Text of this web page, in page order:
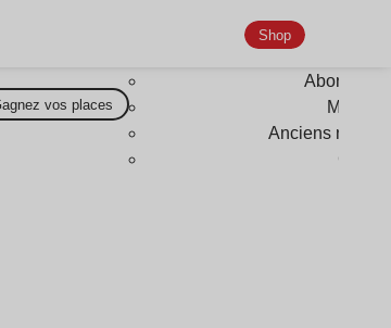
Gagnez vos places
Shop
Anciens